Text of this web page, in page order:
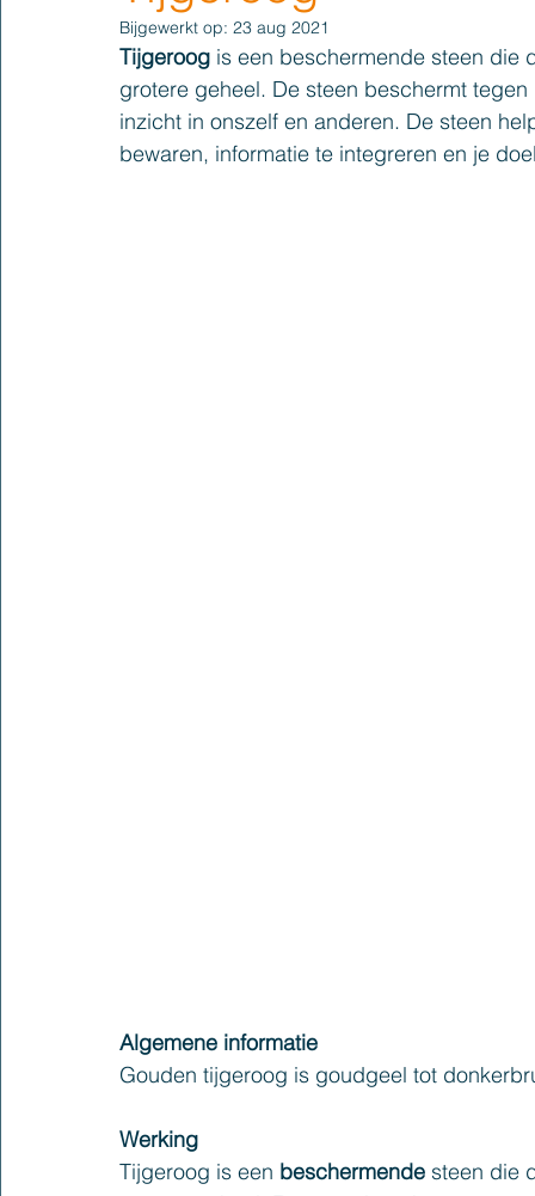
Bijgewerkt op: 23 aug 2021
Tijgeroog is een beschermende steen die
grotere geheel. De steen beschermt
inzicht in onszelf en anderen. De steen
bewaren, informatie te integreren en je
Algemene informatie
Gouden tijgeroog is goudgeel tot
Werking
Tijgeroog is een beschermende steen die